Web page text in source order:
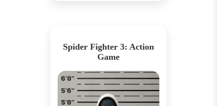
Spider Fighter 3: Action
Game